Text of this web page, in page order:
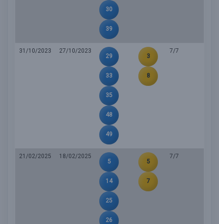
30
39
31/10/2023
27/10/2023
29
33
35
48
49
3
8
7/7
21/02/2025
18/02/2025
5
14
25
26
5
7
7/7